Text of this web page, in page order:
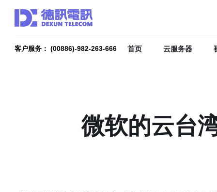
客户服务： (00886)-982-263-666 首页 云服务器
微软的云台